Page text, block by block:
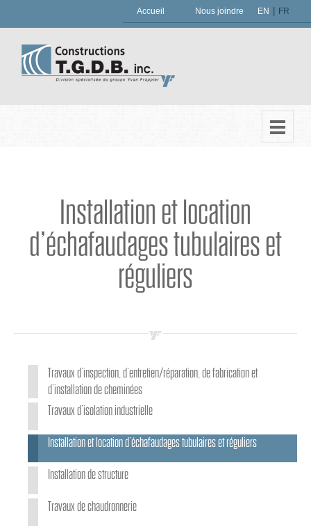
Accueil Nous joindre EN FR
Installation et location
d’échafaudages tubulaires et
réguliers
Travaux d’inspection, d’entretien/réparation, de fabrication et
d’installation de cheminées
Travaux d’isolation industrielle
Installation et location d’échafaudages tubulaires et réguliers
Installation de structure
Travaux de chaudronnerie